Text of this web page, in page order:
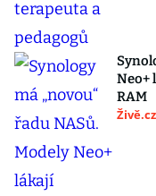
Neo+
RAM
Živě.cz